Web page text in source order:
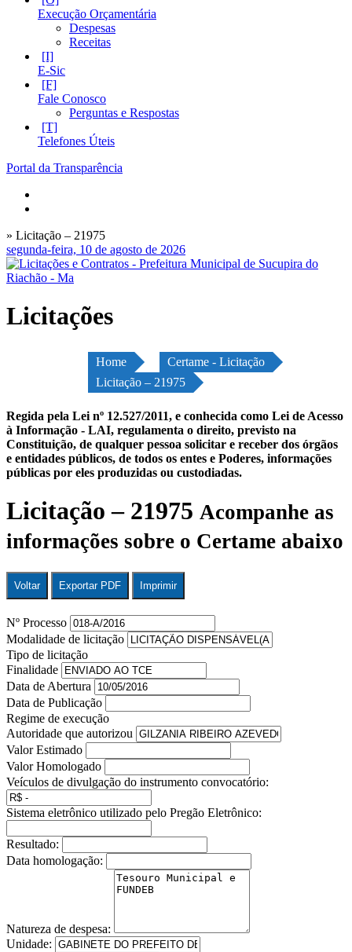
Execução Orçamentária
Despesas
Receitas
E-Sic
Fale Conosco
Perguntas e Respostas
Telefones Úteis
Portal da Transparência
» Licitação – 21975
segunda-feira, 10 de agosto de 2026
Licitações
Home
Certame - Licitação
Licitação – 21975
Regida pela Lei nº 12.527/2011, e conhecida como Lei de Acesso
à Informação - LAI, regulamenta o direito, previsto na
Constituição, de qualquer pessoa solicitar e receber dos órgãos
e entidades públicos, de todos os entes e Poderes, informações
públicas por eles produzidas ou custodiadas.
Licitação – 21975 Acompanhe as
informações sobre o Certame abaixo
Voltar Exportar PDF Imprimir
Nº Processo
Modalidade de licitação
Tipo de licitação
Finalidade
Data de Abertura
Data de Publicação
Regime de execução
Autoridade que autorizou
Valor Estimado
Valor Homologado
Veículos de divulgação do instrumento convocatório:
Sistema eletrônico utilizado pelo Pregão Eletrônico:
Resultado:
Data homologação:
Natureza de despesa:
Unidade: